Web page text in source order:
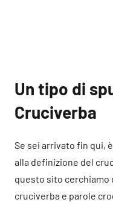
Un tipo di
Cruciverba
Se sei arrivato fin qui,
alla definizione del
questo sito
cruciverba e parole